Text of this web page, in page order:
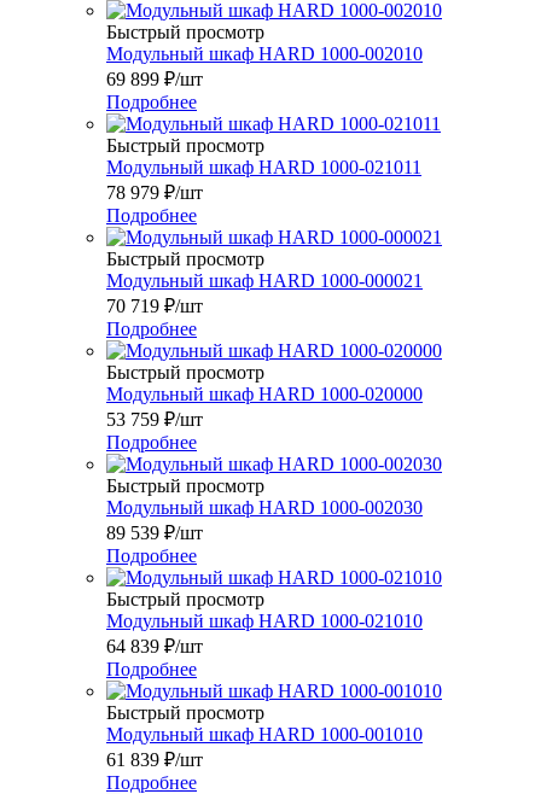
Быстрый просмотр
Модульный шкаф HARD 1000-002010
69 899 ₽/шт
Подробнее
Быстрый просмотр
Модульный шкаф HARD 1000-021011
78 979 ₽/шт
Подробнее
Быстрый просмотр
Модульный шкаф HARD 1000-000021
70 719 ₽/шт
Подробнее
Быстрый просмотр
Модульный шкаф HARD 1000-020000
53 759 ₽/шт
Подробнее
Быстрый просмотр
Модульный шкаф HARD 1000-002030
89 539 ₽/шт
Подробнее
Быстрый просмотр
Модульный шкаф HARD 1000-021010
64 839 ₽/шт
Подробнее
Быстрый просмотр
Модульный шкаф HARD 1000-001010
61 839 ₽/шт
Подробнее